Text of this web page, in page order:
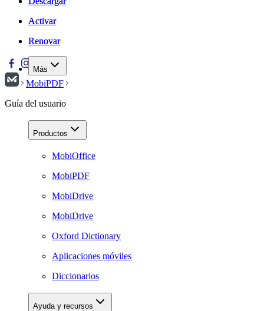
Activar
Renovar
Más
Activar
Renovar
MobiPDF
Guía del usuario
Productos
MobiOffice
MobiPDF
MobiDrive
MobiDrive
Oxford Dictionary
Aplicaciones móviles
Diccionarios
Ayuda y recursos